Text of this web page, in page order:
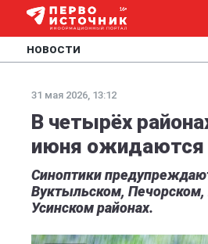
НОВОСТИ
31 мая 2026, 13:12
В четырёх
июня ожидаются
Синоптики
Вуктыльском, Печорском,
Усинском районах.